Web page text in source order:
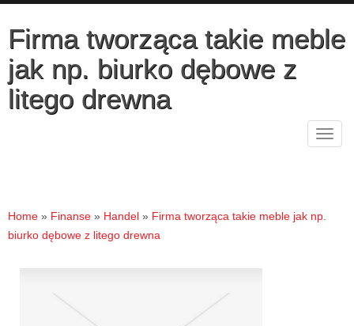
Firma tworząca takie meble
jak np. biurko dębowe z
litego drewna
Home » Finanse » Handel » Firma tworząca takie meble jak np.
biurko dębowe z litego drewna